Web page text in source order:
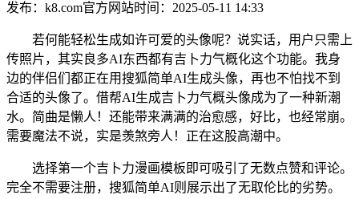
发布：k8.com官方网站时间：2025-05-11 14:33
若何能轻松生成如许可爱的头像呢？说实话，用户只需上
传照片，其实良多AI东西都有吉卜力气概化这个功能。我身
边的伴侣们都正在用搜狐简单AI生成头像，再也不怕找不到
合适的头像了。借帮AI生成吉卜力气概头像成为了一种新潮
水。简曲是懒人！还能带来满满的治愈感，好比，也经常崩。
需要魔法不说，实是羡煞旁人！正在这股高潮中。
选择第一个吉卜力漫画模板即可吸引了无数点赞和评论。
完全不需要注册，搜狐简单AI则展示出了无取伦比的劣势。